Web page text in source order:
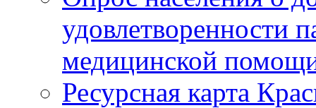
удовлетворенности
медицинской
Ресурсная карта